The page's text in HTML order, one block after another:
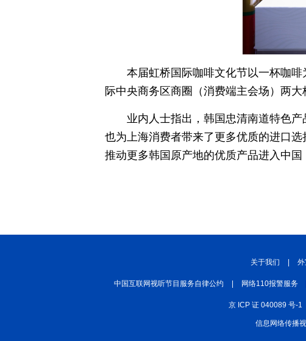
本届虹桥国际咖啡文化节以一杯咖
际中央商务区商圈（消费端主会场）两
业内人士指出，韩国忠清南道特色
也为上海消费者带来了更多优质的进口
推动更多韩国原产地的优质产品进入中
关于我们
中国互联网视听节目服务自律公约 网络110报警服务
京 ICP 证 040089 号-1
信息网络传播